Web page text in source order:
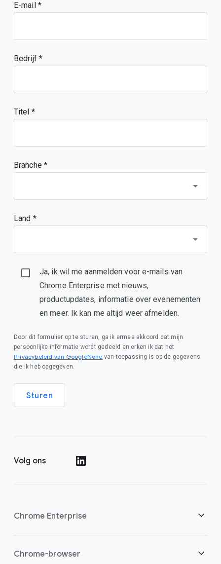
E-mail
Bedrijf
Titel
Branche *
Land *
Ja, ik wil me aanmelden voor e-mails van
Chrome Enterprise met nieuws,
productupdates, informatie over evenementen
en meer. Ik kan me altijd weer afmelden.
Door dit formulier op te sturen, ga ik ermee akkoord dat mijn
persoonlijke informatie wordt gedeeld en erken ik dat het
Privacybeleid van GoogleNone van toepassing is op de gegevens
die ik heb opgegeven.
Sturen
Volg ons
Chrome Enterprise
Beveiliging
Chrome-browser